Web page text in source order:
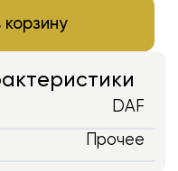
DAF
Прочее